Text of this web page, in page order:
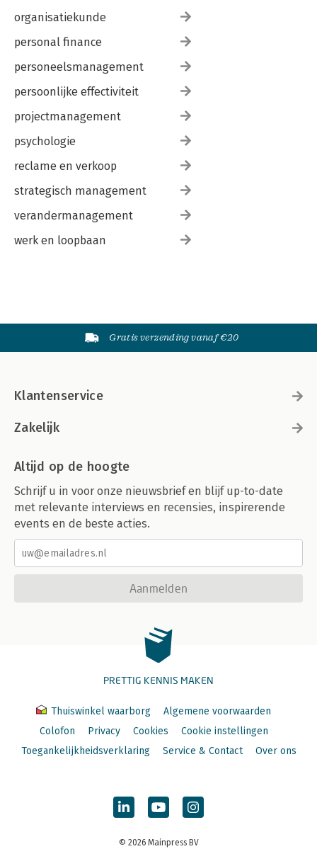
organisatiekunde
personal finance
personeelsmanagement
persoonlijke effectiviteit
projectmanagement
psychologie
reclame en verkoop
strategisch management
verandermanagement
werk en loopbaan
Gratis verzending vanaf €20
Klantenservice
Zakelijk
Altijd op de hoogte
Schrijf u in voor onze nieuwsbrief en blijf up-to-date
met relevante interviews en recensies, inspirerende
events en de beste acties.
Aanmelden
PRETTIG KENNIS MAKEN
Thuiswinkel waarborg
Algemene voorwaarden
Colofon
Privacy Cookies
Cookie instellingen
Toegankelijkheidsverklaring
Service & Contact Over ons
© 2026 Mainpress BV